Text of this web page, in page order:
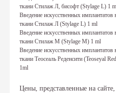
ткани Стилаж Л, бисофт (Stylage L) 1
Введение искусственных имплантатов
ткани Стилаж Л (Stylage L) 1 ml
Введение искусственных имплантатов
ткани Стилаж М (Stylage M) 1 ml
Введение искусственных имплантатов
ткани Теосеаль Реденсити (Teoseyal
1ml
Цены, представленные на